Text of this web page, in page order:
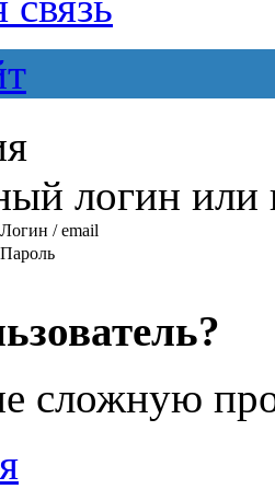
логин или
Логин / email
Пароль
сложную